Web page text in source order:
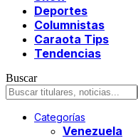
Deportes
Columnistas
Caraota Tips
Tendencias
Buscar
Categorías
Venezuela